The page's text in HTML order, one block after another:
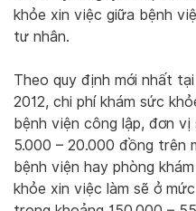
khỏe xin việc giữa bệnh
tư nhân.
Theo quy định mới nhất
2012, chi phí khám sức
bệnh viện công lập, đơn
5.000 – 20.000 đồng trên
bệnh viện hay phòng
khỏe xin việc làm sẽ ở